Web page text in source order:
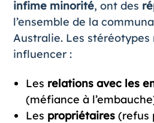
infime minorité, ont des
l’ensemble de la
Australie. Les
influencer :
Les relations avec les
(méfiance à
Les propriétaires(refus